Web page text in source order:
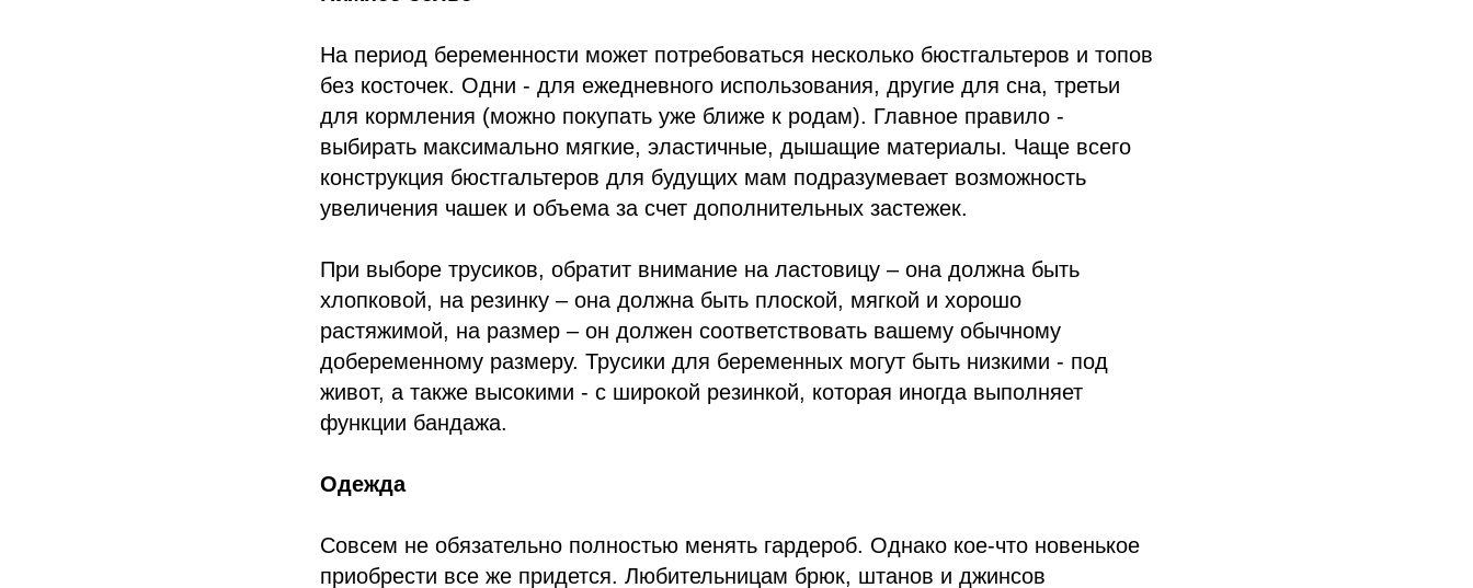
На период беременности может потребоваться несколько бюстгальтеров и топов
без косточек. Одни - для ежедневного использования, другие для сна, третьи
для кормления (можно покупать уже ближе к родам). Главное правило -
выбирать максимально мягкие, эластичные, дышащие материалы. Чаще всего
конструкция бюстгальтеров для будущих мам подразумевает возможность
увеличения чашек и объема за счет дополнительных застежек.
При выборе трусиков, обратит внимание на ластовицу – она должна быть
хлопковой, на резинку – она должна быть плоской, мягкой и хорошо
растяжимой, на размер – он должен соответствовать вашему обычному
добеременному размеру. Трусики для беременных могут быть низкими - под
живот, а также высокими - с широкой резинкой, которая иногда выполняет
функции бандажа.
Одежда
Совсем не обязательно полностью менять гардероб. Однако кое-что новенькое
приобрести все же придется. Любительницам брюк, штанов и джинсов